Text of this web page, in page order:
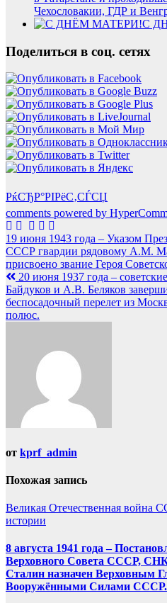
Чехословакии, ГДР и
С
Поделиться в соц. сетях
РќСЂР°РІРёС‚СЃСЏ
comments powered by
Навигация
по
записям
19 июня 1943 года – Указом
СССР гвардии рядовому А.М.
присвоено звание Героя
20 июня 1937 года –
Байдуков и А.В. Беляков
беспосадочный перелет из
полюс.
от kprf_admin
Похожая запись
Великая Отечественная война
истории
8 августа 1941 года –
Верховного Совета СССР,
Сталин назначен Верховным
Вооружёнными Силами СССР.